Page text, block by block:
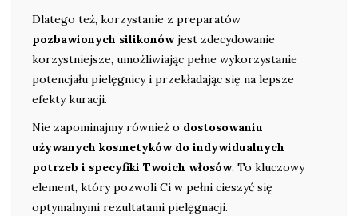
Dlatego też, korzystanie z preparatów
pozbawionych silikonówjest zdecydowanie
korzystniejsze, umożliwiając pełne wykorzystanie
potencjału pielęgnicy i przekładając się na lepsze
efekty kuracji.
Nie zapominajmy również o dostosowaniu
używanych kosmetyków do indywidualnych
potrzeb i specyfiki Twoich włosów. To kluczowy
element, który pozwoli Ci w pełni cieszyć się
optymalnymi rezultatami pielęgnacji.